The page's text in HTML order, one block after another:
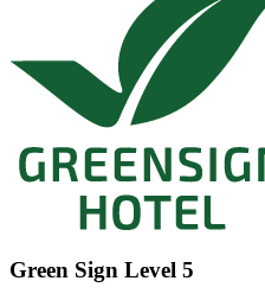
Green Sign Level 5